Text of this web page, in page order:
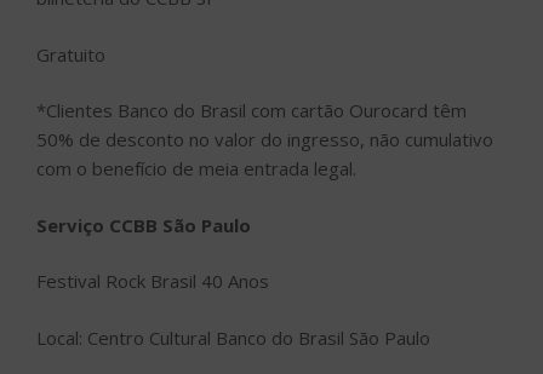
Gratuito
*Clientes Banco do Brasil com cartão Ourocard têm
50% de desconto no valor do ingresso, não cumulativo
com o benefício de meia entrada legal.
Serviço CCBB São Paulo
Festival Rock Brasil 40 Anos
Local: Centro Cultural Banco do Brasil São Paulo